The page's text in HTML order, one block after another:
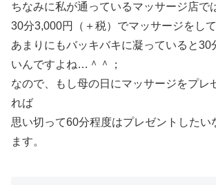
ちなみに私が通っているマッサージ店で
30分3,000円（＋税）でマッサージをし
あまりにもバッキバキに凝っていると30
いんですよね…＾＾；
なので、もし母の日にマッサージをプレ
れば
思い切って60分程度はプレゼントしたい
ます。